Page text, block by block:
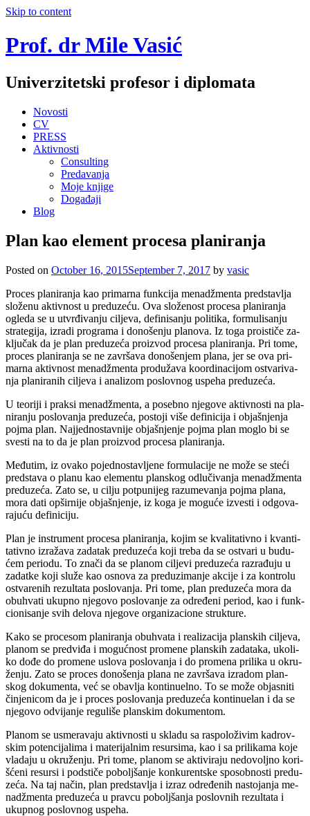
Skip to content
Prof. dr Mile Vasić
Univerzitetski profesor i diplomata
Novosti
CV
PRESS
Aktivnosti
Consulting
Predavanja
Moje knjige
Događaji
Blog
Plan kao element procesa planiranja
Posted on October 16, 2015September 7, 2017 by vasic
Pro­ces pla­ni­ra­nja kao pri­mar­na funk­ci­ja me­nadž­men­ta pred­sta­vlja
slo­že­nu ak­tiv­nost u pred­u­ze­ću. Ova slo­že­nost pro­ce­sa pla­ni­ra­nja
ogle­da se u utvr­đi­va­nju ci­lje­va, de­fi­ni­sa­nju po­li­ti­ka, for­mu­li­sa­nju
stra­te­gi­ja, iz­ra­di pro­gra­ma i do­no­še­nju pla­no­va. Iz to­ga pro­is­ti­če za­
klju­čak da je plan pred­u­ze­ća pro­iz­vod pro­ce­sa pla­ni­ra­nja. Pri to­me,
pro­ces pla­ni­ra­nja se ne za­vr­ša­va do­no­še­njem pla­na, jer se ova pri­
mar­na ak­tiv­nost me­nadž­men­ta pro­du­ža­va ko­or­di­na­ci­jom ostva­ri­va­
nja pla­ni­ra­nih ci­lje­va i ana­li­zom po­slov­nog uspe­ha pred­u­ze­ća.
U te­o­ri­ji i prak­si me­nadž­men­ta, a po­seb­no nje­go­ve ak­tiv­no­sti na pla­
ni­ra­nju po­slo­va­nja pred­u­ze­ća, po­sto­ji vi­še de­fi­ni­ci­ja i ob­ja­šnje­nja
poj­ma plan. Naj­jed­no­stav­ni­je ob­ja­šnje­nje poj­ma plan mo­glo bi se
sve­sti na to da je plan pro­iz­vod pro­ce­sa pla­ni­ra­nja.
Me­đu­tim, iz ova­ko po­jed­no­sta­vlje­ne for­mu­la­ci­je ne mo­že se ste­ći
pred­sta­va o pla­nu kao ele­men­tu plan­skog od­lu­či­va­nja me­nadž­men­ta
pred­u­ze­ća. Za­to se, u ci­lju pot­pu­ni­jeg raz­u­me­va­nja poj­ma pla­na,
mo­ra da­ti op­šir­ni­je ob­ja­šnje­nje, iz ko­ga je mo­gu­će iz­ve­sti i od­go­va­
ra­ju­ću de­fi­ni­ci­ju.
Plan je in­stru­ment pro­ce­sa pla­ni­ra­nja, ko­jim se kva­li­ta­tiv­no i kvan­ti­
ta­tiv­no iz­ra­ža­va za­da­tak pred­u­ze­ća ko­ji tre­ba da se ostva­ri u bu­du­
ćem pe­ri­o­du. To zna­či da se pla­nom ci­lje­vi pred­u­ze­ća raz­ra­đu­ju u
za­dat­ke ko­ji slu­že kao osno­va za pred­u­zi­ma­nje ak­ci­je i za kon­tro­lu
ostva­re­nih re­zul­ta­ta po­slo­va­nja. Pri to­me, plan pred­u­ze­ća mo­ra da
ob­u­hva­ti ukup­no nje­go­vo po­slo­va­nje za od­re­đe­ni pe­riod, kao i funk­
ci­o­ni­sa­nje svih de­lo­va nje­go­ve or­ga­ni­za­ci­o­ne struk­tu­re.
Ka­ko se pro­ce­som pla­ni­ra­nja ob­u­hva­ta i re­a­li­za­ci­ja plan­skih ci­lje­va,
pla­nom se pred­vi­đa i mo­guć­nost pro­me­ne plan­skih za­da­ta­ka, uko­li­
ko do­đe do pro­me­ne uslo­va po­slo­va­nja i do pro­me­na pri­li­ka u okru­
že­nju. Za­to se pro­ces do­no­še­nja pla­na ne za­vr­ša­va iz­ra­dom plan­
skog do­ku­men­ta, već se oba­vlja kon­ti­nu­el­no. To se mo­že ob­ja­sni­ti
či­nje­ni­com da je i pro­ces po­slo­va­nja pred­u­ze­ća kon­ti­nu­e­lan i da se
nje­go­vo od­vi­ja­nje re­gu­li­še plan­skim do­ku­men­tom.
Pla­nom se usme­ra­va­ju ak­tiv­no­sti u skla­du sa ras­po­lo­ži­vim ka­drov­
skim po­ten­ci­ja­li­ma i ma­te­ri­jal­nim re­sur­si­ma, kao i sa pri­li­ka­ma ko­je
vla­da­ju u okru­že­nju. Pri to­me, pla­nom se ak­ti­vi­ra­ju ne­do­volj­no ko­ri­
šće­ni re­sur­si i pod­sti­če po­bolj­ša­nje kon­ku­rent­ske spo­sob­no­sti pred­u­
ze­ća. Na taj na­čin, plan pred­sta­vlja i iz­raz od­re­đe­nih na­sto­ja­nja me­
nadž­men­ta pred­u­ze­ća u prav­cu po­bolj­ša­nja po­slov­nih re­zul­ta­ta i
ukup­nog po­slov­nog uspe­ha.